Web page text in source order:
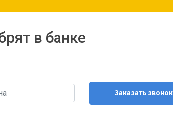
в банке
Заказать звонок